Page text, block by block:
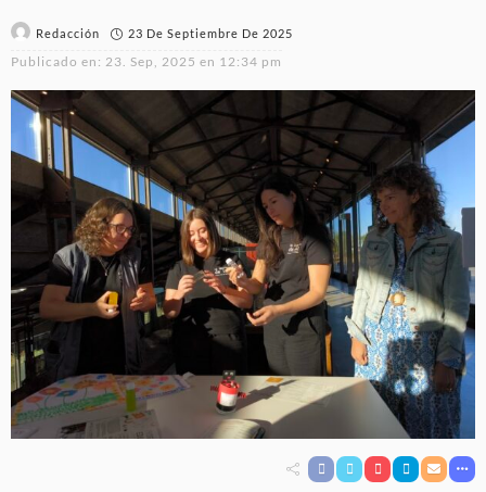
Redacción 23 De Septiembre De 2025
Publicado en: 23. Sep, 2025 en 12:34 pm